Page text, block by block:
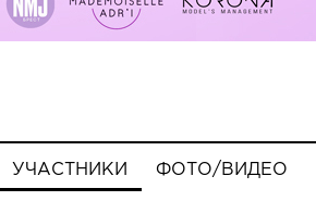
УЧАСТНИКИ ФОТО/ВИДЕО